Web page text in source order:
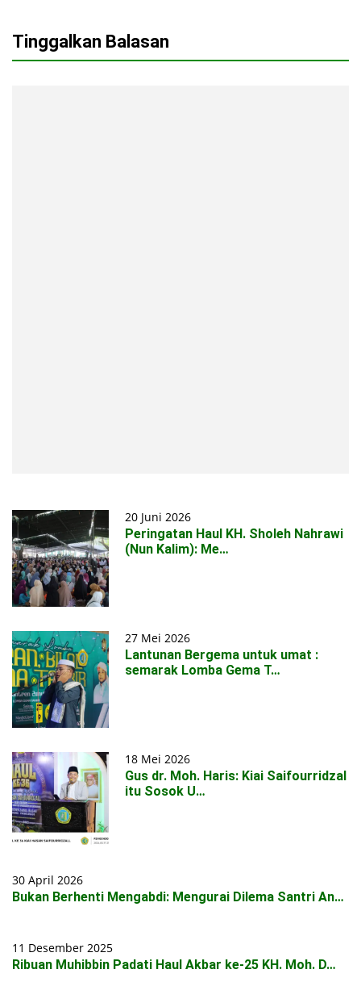
Tinggalkan Balasan
20 Juni 2026
Peringatan Haul KH. Sholeh Nahrawi
(Nun Kalim): Me…
27 Mei 2026
Lantunan Bergema untuk umat :
semarak Lomba Gema T…
18 Mei 2026
Gus dr. Moh. Haris: Kiai Saifourridzal
itu Sosok U…
30 April 2026
Bukan Berhenti Mengabdi: Mengurai Dilema Santri An…
11 Desember 2025
Ribuan Muhibbin Padati Haul Akbar ke-25 KH. Moh. D…